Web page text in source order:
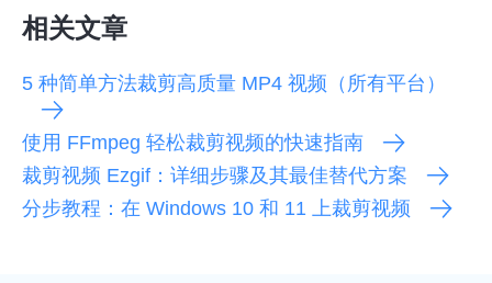
相关文章
5 种简单方法裁剪高质量 MP4 视频（所有平台）
使用 FFmpeg 轻松裁剪视频的快速指南
裁剪视频 Ezgif：详细步骤及其最佳替代方案
分步教程：在 Windows 10 和 11 上裁剪视频